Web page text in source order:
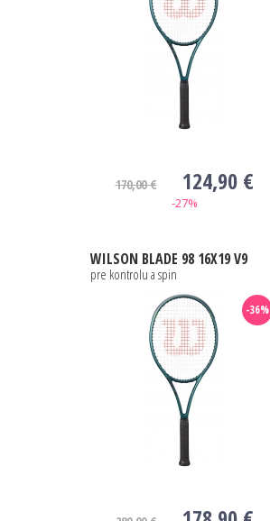
170,00 € 124,90 €
-27%
WILSON BLADE 98 16X19 V9
pre kontrolu a spin
-36%